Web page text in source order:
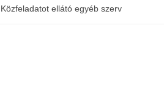
Közfeladatot ellátó egyéb szerv